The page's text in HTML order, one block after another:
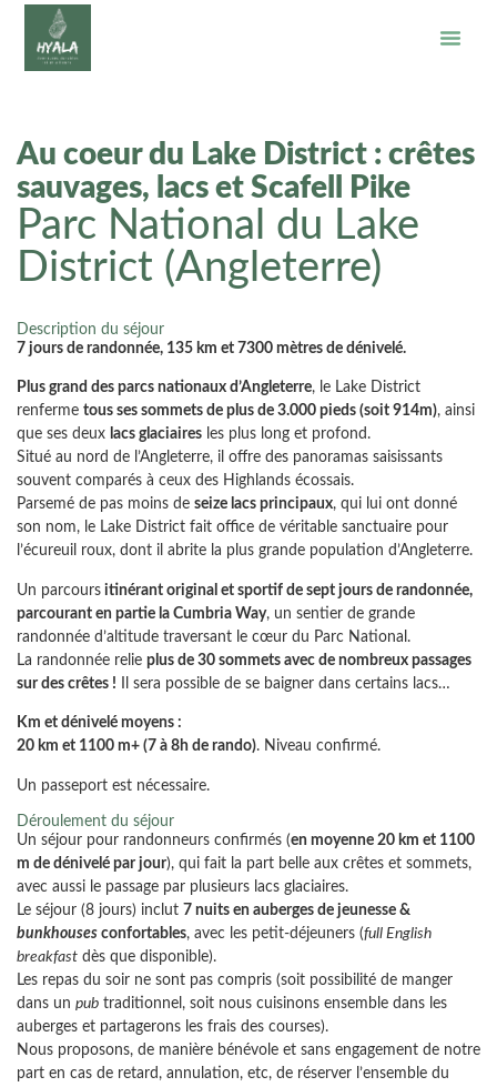
Au coeur du Lake District : crêtes
sauvages, lacs et Scafell Pike
Parc National du Lake
District (Angleterre)
Description du séjour
7 jours de randonnée, 135 km et 7300 mètres de dénivelé.
Plus grand des parcs nationaux d’Angleterre, le Lake District
renferme tous ses sommets de plus de 3.000 pieds (soit 914m), ainsi
que ses deux lacs glaciaires les plus long et profond.
Situé au nord de l’Angleterre, il offre des panoramas saisissants
souvent comparés à ceux des Highlands écossais.
Parsemé de pas moins de seize lacs principaux, qui lui ont donné
son nom, le Lake District fait office de véritable sanctuaire pour
l’écureuil roux, dont il abrite la plus grande population d’Angleterre.
Un parcours itinérant original et sportif de sept jours de randonnée,
parcourant en partie la Cumbria Way, un sentier de grande
randonnée d’altitude traversant le cœur du Parc National.
La randonnée relie plus de 30 sommets avec de nombreux passages
sur des crêtes ! Il sera possible de se baigner dans certains lacs…
Km et dénivelé moyens :
20 km et 1100 m+ (7 à 8h de rando). Niveau confirmé.
Un passeport est nécessaire.
Déroulement du séjour
Un séjour pour randonneurs confirmés (en moyenne 20 km et 1100
m de dénivelé par jour), qui fait la part belle aux crêtes et sommets,
avec aussi le passage par plusieurs lacs glaciaires.
Le séjour (8 jours) inclut 7 nuits en auberges de jeunesse &
bunkhouses confortables, avec les petit-déjeuners (full English
breakfast dès que disponible).
Les repas du soir ne sont pas compris (soit possibilité de manger
dans un pub traditionnel, soit nous cuisinons ensemble dans les
auberges et partagerons les frais des courses).
Nous proposons, de manière bénévole et sans engagement de notre
part en cas de retard, annulation, etc, de réserver l’ensemble du